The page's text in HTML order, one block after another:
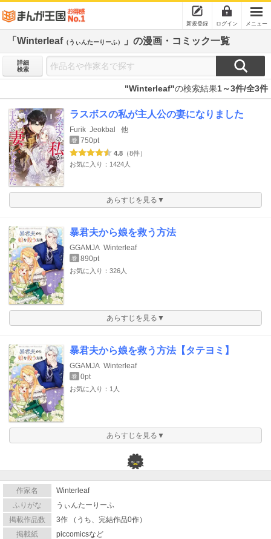
新規登録 ログイン メニュー
「Winterleaf（うぃんたーりーふ） 」の漫画・コミック一覧
詳細
検索
"Winterleaf"の検索結果1～3件/全3件
ラスボスの私が主人公の妻になりました
Furik Jeokbal 他
巻 750pt
4.8 （8件）
お気に入り：1424人
あらすじを見る▼
暴君夫から娘を救う方法
GGAMJA Winterleaf
巻 890pt
お気に入り：326人
あらすじを見る▼
暴君夫から娘を救う方法【タテヨミ】
GGAMJA Winterleaf
巻 0pt
お気に入り：1人
あらすじを見る▼
作家名
Winterleaf
ふりがな
うぃんたーりーふ
掲載作品数
3作 （うち、完結作品0作）
掲載紙
piccomicsなど